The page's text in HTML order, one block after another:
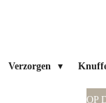
Verzorgen
OP